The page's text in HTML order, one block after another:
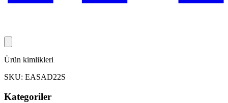
Ürün kimlikleri
SKU: EASAD22S
Kategoriler